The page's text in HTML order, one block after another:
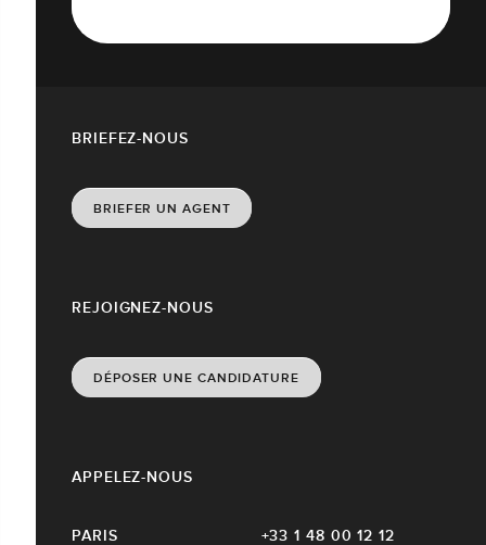
REJOIGNEZ-NOUS
DÉPOSER UNE CANDIDATURE
APPELEZ-NOUS
PARIS
+33 1 48 00 12 12
BRIEFEZ-NOUS
BRIEFER UN AGENT